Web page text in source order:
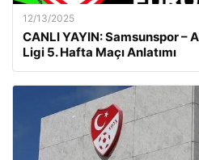
12/13/2025
CANLI YAYIN: Samsunspor –
Ligi 5. Hafta Maçı Anlatımı